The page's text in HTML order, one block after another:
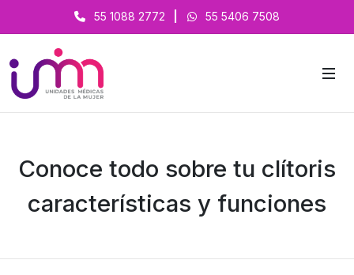
55 1088 2772 55 5406 7508
Conoce todo sobre tu clítoris
características y funciones